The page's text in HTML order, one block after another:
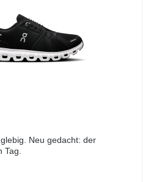
Neu gedacht: der